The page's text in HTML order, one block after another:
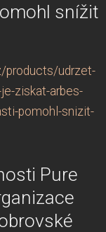
snížit
products/udrzet-
ziskat-arbes-
pomohl-snizit-
Pure